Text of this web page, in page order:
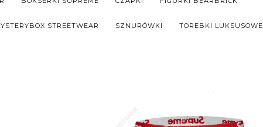
STREETWEAR SZNURÓWKI TOREBKI LUKSUSOWE